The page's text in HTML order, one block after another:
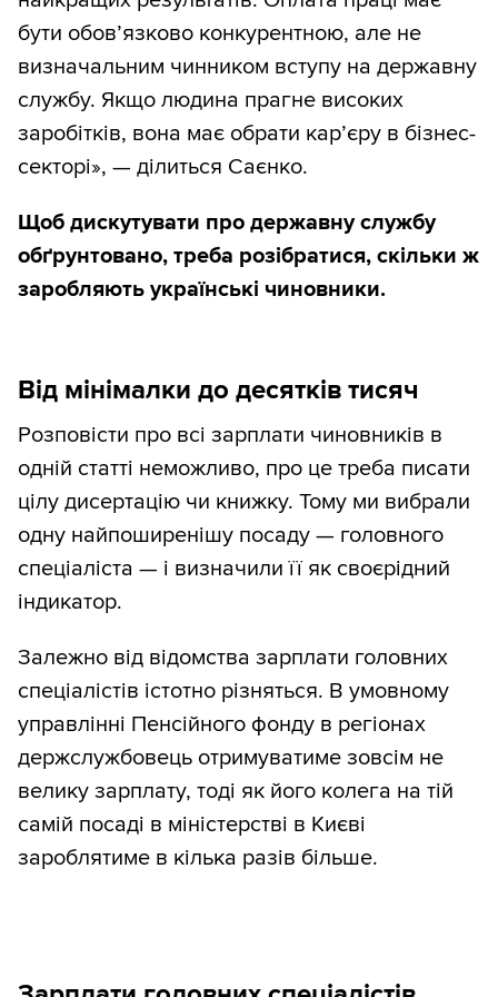
бути обов’язково конкурентною, але не
визначальним чинником вступу на державну
службу. Якщо людина прагне високих
заробітків, вона має обрати кар’єру в бізнес-
секторі», — ділиться Саєнко.
Щоб дискутувати про державну службу
обґрунтовано, треба розібратися, скільки ж
заробляють українські чиновники.
Від мінімалки до десятків тисяч
Розповісти про всі зарплати чиновників в
одній статті неможливо, про це треба писати
цілу дисертацію чи книжку. Тому ми вибрали
одну найпоширенішу посаду — головного
спеціаліста — і визначили її як своєрідний
індикатор.
Залежно від відомства зарплати головних
спеціалістів істотно різняться. В умовному
управлінні Пенсійного фонду в регіонах
держслужбовець отримуватиме зовсім не
велику зарплату, тоді як його колега на тій
самій посаді в міністерстві в Києві
зароблятиме в кілька разів більше.